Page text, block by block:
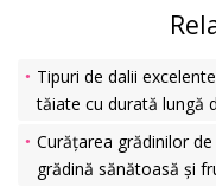
Tipuri de dalii
tăiate cu durată lungă
Curățarea grădinilor
grădină sănătoasă și